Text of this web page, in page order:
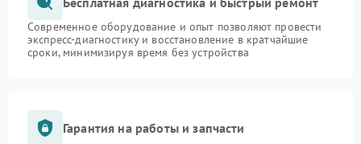
Современное оборудование и опыт позволяют провести
экспресс-диагностику и восстановление в кратчайшие
сроки, минимизируя время без устройства
Гарантия на работы и запчасти